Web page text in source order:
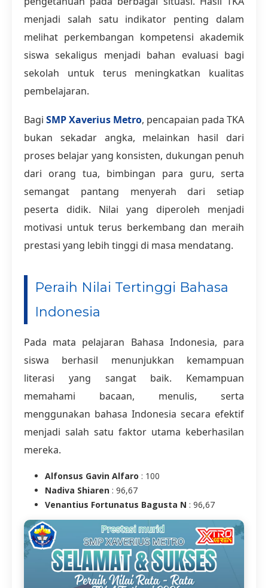
menjadi salah satu indikator penting dalam
melihat perkembangan kompetensi akademik
siswa sekaligus menjadi bahan evaluasi bagi
sekolah untuk terus meningkatkan kualitas
pembelajaran.
Bagi SMP Xaverius Metro, pencapaian pada TKA
bukan sekadar angka, melainkan hasil dari
proses belajar yang konsisten, dukungan penuh
dari orang tua, bimbingan para guru, serta
semangat pantang menyerah dari setiap
peserta didik. Nilai yang diperoleh menjadi
motivasi untuk terus berkembang dan meraih
prestasi yang lebih tinggi di masa mendatang.
Peraih Nilai Tertinggi Bahasa
Indonesia
Pada mata pelajaran Bahasa Indonesia, para
siswa berhasil menunjukkan kemampuan
literasi yang sangat baik. Kemampuan
memahami bacaan, menulis, serta
menggunakan bahasa Indonesia secara efektif
menjadi salah satu faktor utama keberhasilan
mereka.
Alfonsus Gavin Alfaro : 100
Nadiva Shiaren : 96,67
Venantius Fortunatus Bagusta N : 96,67